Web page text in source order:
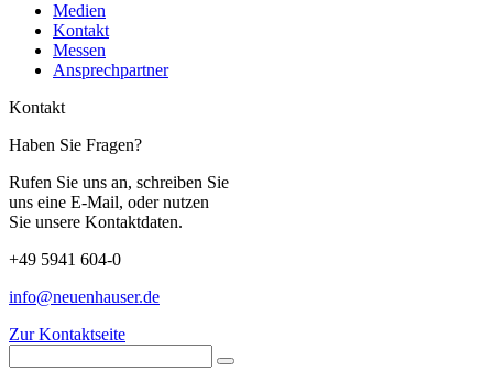
Medien
Kontakt
Messen
Ansprechpartner
Kontakt
Haben Sie Fragen?
Rufen Sie uns an, schreiben Sie
uns eine E-Mail, oder nutzen
Sie unsere Kontaktdaten.
+49 5941 604-0
info@neuenhauser.de
Zur Kontaktseite